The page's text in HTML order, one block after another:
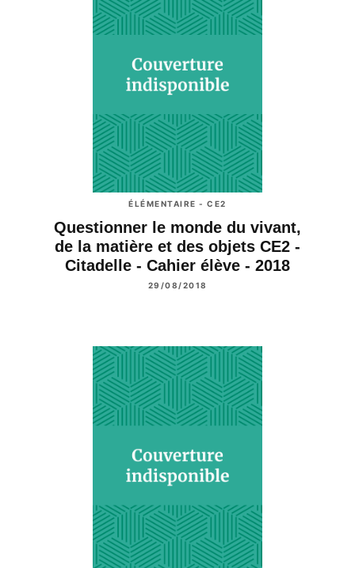
ÉLÉMENTAIRE - CE2
Questionner le monde du vivant,
de la matière et des objets CE2 -
Citadelle - Cahier élève - 2018
29/08/2018